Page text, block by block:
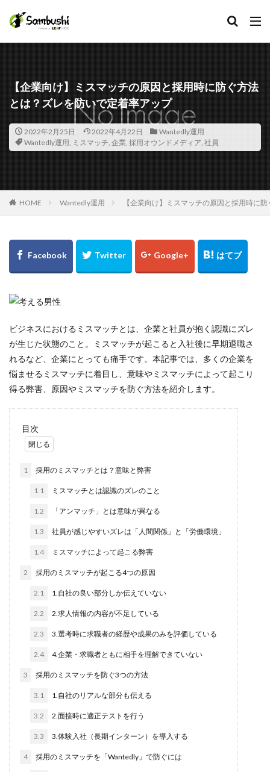
【企業向け】ミスマッチの原因と採用時に防ぐ方法
とは？ズレを防いで定着率アップ
2022年2月25日 2022年4月22日
Wantedly運用
Wantedly運用, ミスマッチ, 企業, 採用オウンドメディア, 社員
HOME Wantedly運用 【企業向け】ミスマッチの原因と採用時に
ビジネスにおけるミスマッチとは、企業と社員が抱く認識にズレ
が生じた状態のこと。ミスマッチが起こると入社後に早期退職さ
れるなど、企業にとっても痛手です。本記事では、多くの企業を
悩ませるミスマッチに着目し、意味やミスマッチによって起こり
得る弊害、原因やミスマッチを防ぐ方法を紹介します。
目次
1 採用のミスマッチとは？意味と弊害
1.1 ミスマッチとは認識のズレのこと
1.2 「アンマッチ」とは意味が異なる
1.3 社員が感じやすいズレは「人間関係」と「労働環境」
1.4 ミスマッチによって起こる弊害
2 採用のミスマッチが起こる4つの原因
2.1 1.自社の良い部分しか伝えていない
2.2 2.求人情報の内容が不足している
2.3 3.選考時に求職者の経歴や成果のみを評価している
2.4 4.企業・求職者ともに相手を理解できていない
3 採用のミスマッチを防ぐ3つの方法
3.1 1.自社のリアルな部分も伝える
3.2 2.面接時に適正テストを行う
3.3 3.体験入社（長期インターン）を導入する
4 採用のミスマッチを「Wantedly」で防ぐには
カテゴリー
タグ
Facebook
在宅手当
採用代行
採用プロセス
採用オウンドメディア
採用
外注
募集
採用活動
候補者
個人アカウント
企業
介護
人材
人手不足
人事
違い
運用
通年採用
返信が来ない
質問
解決策
福利厚生